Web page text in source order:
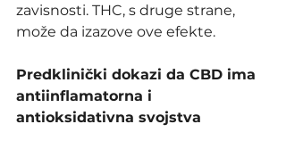
zavisnosti. THC, s druge strane,
može da izazove ove efekte.
Predklinički dokazi da CBD ima
antiinflamatorna i
antioksidativna svojstva